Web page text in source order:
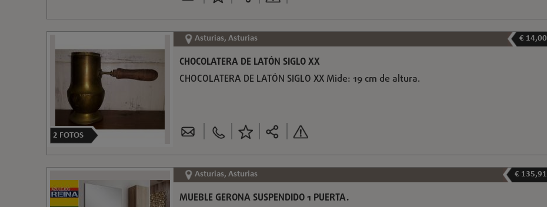
Asturias, Asturias € 14,00
CHOCOLATERA DE LATÓN SIGLO XX
CHOCOLATERA DE LATÓN SIGLO XX Mide: 19 cm de altura.
2 FOTOS
Asturias, Asturias € 135,91
MUEBLE GERONA SUSPENDIDO 1 PUERTA.